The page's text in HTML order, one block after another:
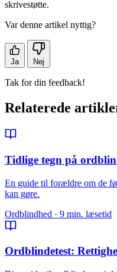
skrivestøtte.
Var denne artikel nyttig?
Ja Nej
Tak for din feedback!
Relaterede
Tidlige tegn på
En guide til forældre om de
kan gøre.
Ordblindhed · 9 min. læsetid
Ordblindetest: